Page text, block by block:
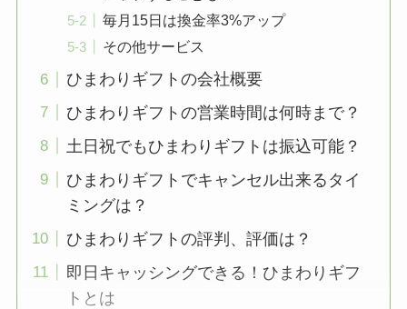
毎月15日は換金率3%アップ
その他サービス
ひまわりギフトの会社概要
ひまわりギフトの営業時間は何時まで？
土日祝でもひまわりギフトは振込可能？
ひまわりギフトでキャンセル出来るタイ
ミングは？
ひまわりギフトの評判、評価は？
即日キャッシングできる！ひまわりギフ
トとは